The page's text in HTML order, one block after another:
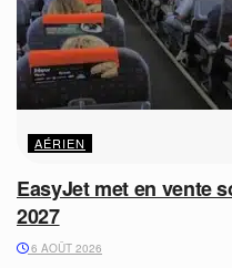
AÉRIEN
EasyJet met en vente
2027
6 AOÛT 2026